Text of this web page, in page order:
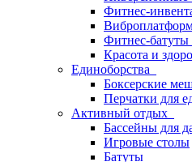
Фитнес-
Фитнес-батуты
Красота и
Единоборства
Боксерские
Перчатки для
Активный отдых
Бассейны для
Игровые столы
Батуты